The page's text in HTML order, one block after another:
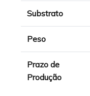
Substrato
Peso
Prazo de
Produção